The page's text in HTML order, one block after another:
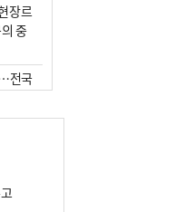
장르
중
전국
까지